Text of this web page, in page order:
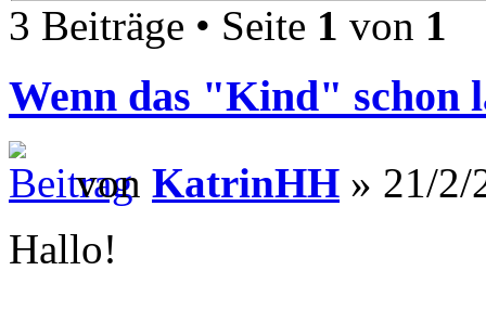
3 Beiträge • Seite 1 von 1
Wenn das "Kind" schon
von KatrinHH » 21/2/
Hallo!